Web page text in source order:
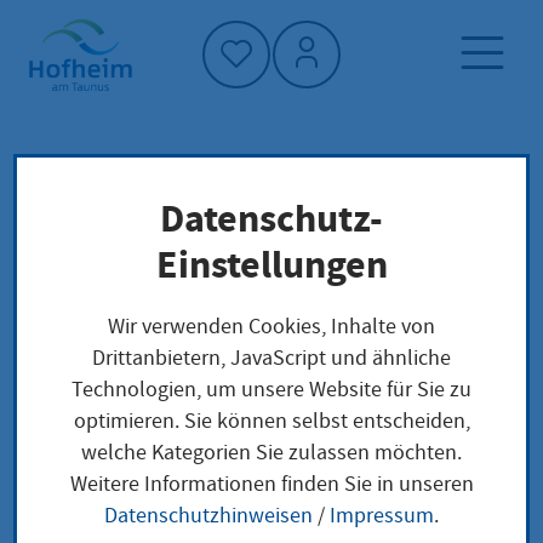
Startseite"
Dienstleistung-Finder
Verwaltungsstruktur
Staatliches Schulamt für den Hochtaunuskreis
und den Wetteraukreis
Staatliches Schulamt
für den
Datenschutz-
Einstellungen
Wir verwenden Cookies, Inhalte von
Drittanbietern, JavaScript und ähnliche
Technologien, um unsere Website für Sie zu
optimieren. Sie können selbst entscheiden,
welche Kategorien Sie zulassen möchten.
Weitere Informationen finden Sie in unseren
Datenschutzhinweisen / Impressum.